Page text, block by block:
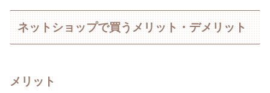
ネットショップで買うメリット・デメリット
メリット